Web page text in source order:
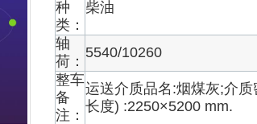
种
类：
柴油
轴
荷：
5540/10260
整车
备
注：
运送介质品名:烟煤灰;介
长度) :2250×5200 mm.